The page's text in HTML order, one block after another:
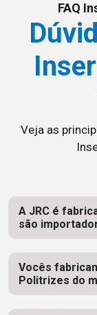
FAQ
Veja as
A JRC é
são
Vocês
Politrizes do